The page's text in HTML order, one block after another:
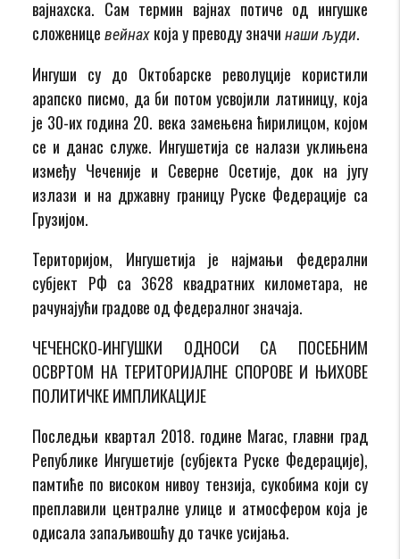
вајнахска. Сам термин вајнах потиче од ингушке
сложеницевейнах која у преводу значинаши људи.
Ингуши су до Октобарске револуције користили
арапско писмо, да би потом усвојили латиницу, која
је 30-их година 20. века замењена ћирилицом, којом
се и данас служе. Ингушетија се налази уклињена
између Чеченије и Северне Осетије, док на југу
излази и на државну границу Руске Федерације са
Грузијом.
Територијом, Ингушетија је најмањи федерални
субјект РФ са 3628 квадратних километара, не
рачунајући градове од федералног значаја.
ЧЕЧЕНСКО-ИНГУШКИ ОДНОСИ СА ПОСЕБНИМ
ОСВРТОМ НА ТЕРИТОРИЈАЛНЕ СПОРОВЕ И ЊИХОВЕ
ПОЛИТИЧКЕ ИМПЛИКАЦИЈЕ
Последњи квартал 2018. године Магас, главни град
Републике Ингушетије (субјекта Руске Федерације),
памтиће по високом нивоу тензија, сукобима који су
преплавили централне улице и атмосфером која је
одисала запаљивошћу до тачке усијања.